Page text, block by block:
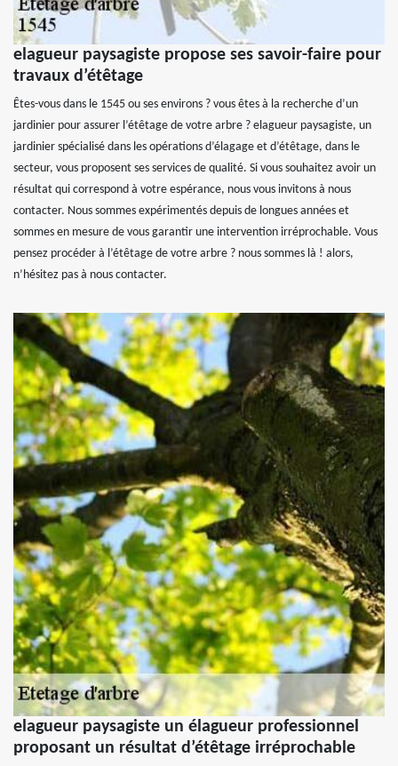
elagueur paysagiste propose ses savoir-faire pour
travaux d’étêtage
Êtes-vous dans le 1545 ou ses environs ? vous êtes à la recherche d’un
jardinier pour assurer l’étêtage de votre arbre ? elagueur paysagiste, un
jardinier spécialisé dans les opérations d’élagage et d’étêtage, dans le
secteur, vous proposent ses services de qualité. Si vous souhaitez avoir un
résultat qui correspond à votre espérance, nous vous invitons à nous
contacter. Nous sommes expérimentés depuis de longues années et
sommes en mesure de vous garantir une intervention irréprochable. Vous
pensez procéder à l’étêtage de votre arbre ? nous sommes là ! alors,
n’hésitez pas à nous contacter.
elagueur paysagiste un élagueur professionnel
proposant un résultat d’étêtage irréprochable